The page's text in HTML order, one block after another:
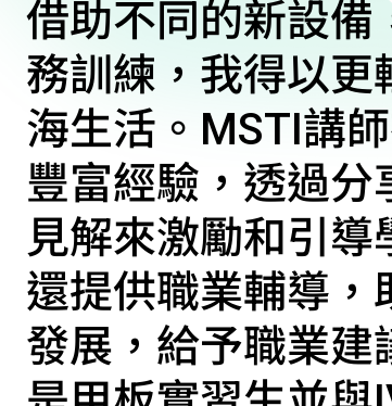
借助不同的新設備
務訓練，我得以更
海生活。MSTI講
豐富經驗，透過分
見解來激勵和引導
還提供職業輔導，
發展，給予職業建